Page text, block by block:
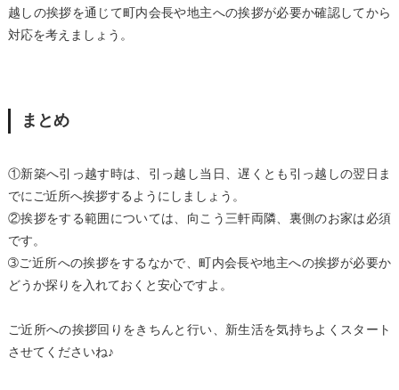
越しの挨拶を通じて町内会長や地主への挨拶が必要か確認してから
対応を考えましょう。
まとめ
①新築へ引っ越す時は、引っ越し当日、遅くとも引っ越しの翌日ま
でにご近所へ挨拶するようにしましょう。
②挨拶をする範囲については、向こう三軒両隣、裏側のお家は必須
です。
➂ご近所への挨拶をするなかで、町内会長や地主への挨拶が必要か
どうか探りを入れておくと安心ですよ。
ご近所への挨拶回りをきちんと行い、新生活を気持ちよくスタート
させてくださいね♪